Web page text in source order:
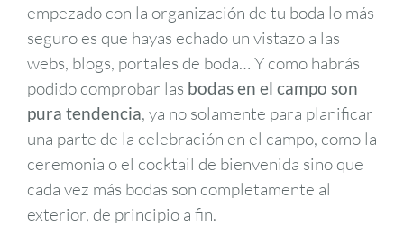
empezado con la organización de tu boda lo más
seguro es que hayas echado un vistazo a las
webs, blogs, portales de boda… Y como habrás
podido comprobar las bodas en el campo son
pura tendencia, ya no solamente para planificar
una parte de la celebración en el campo, como la
ceremonia o el cocktail de bienvenida sino que
cada vez más bodas son completamente al
exterior, de principio a fin.